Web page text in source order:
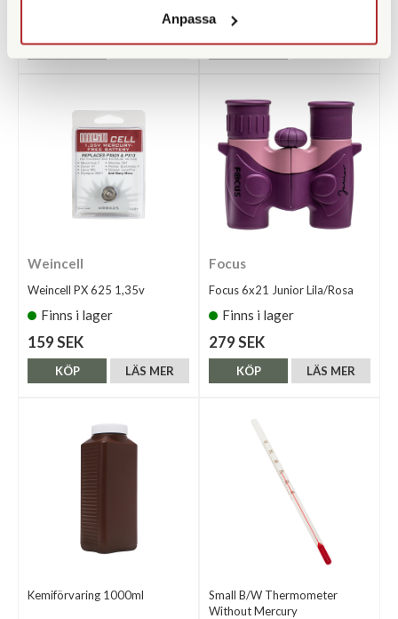
Anpassa
LÄS MER
KÖP
245 SEK
LÄS MER
KÖP
Weincell
Weincell PX 625 1,35v
Finns i lager
159 SEK
LÄS MER
KÖP
Focus
Focus 6x21 Junior Lila/Rosa
Finns i lager
279 SEK
LÄS MER
KÖP
Kemiförvaring 1000ml
Small B/W Thermometer
Without Mercury